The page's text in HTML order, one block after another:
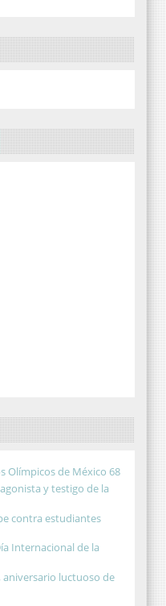
Olímpicos de México 68
y testigo de la
contra estudiantes
Internacional de la
aniversario luctuoso de